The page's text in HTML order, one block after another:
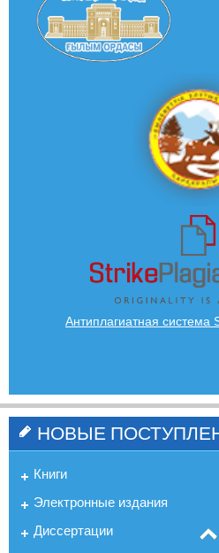
Антиплагиатная система
НОВЫЕ
Книги
Электронные издания
Диссертации